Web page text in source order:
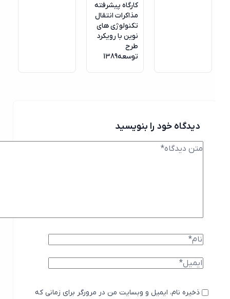
کارگاه پیشرفته
مذاکرات انتقال
تکنولوژی های
نوین با رویکرد
توسعه1389
دیدگاه خود را بنویسید
ذخیره نام، ایمیل و وبسایت من در مرورگر برای زمانی که